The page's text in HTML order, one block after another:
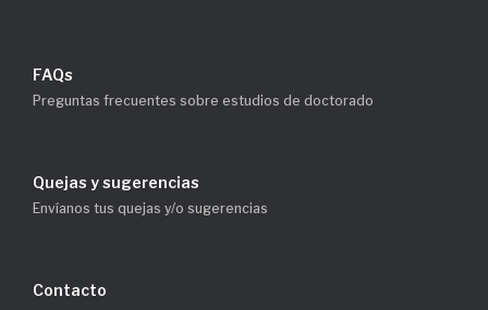
FAQs
Preguntas frecuentes sobre estudios de doctorado
Quejas y sugerencias
Envíanos tus quejas y/o sugerencias
Contacto